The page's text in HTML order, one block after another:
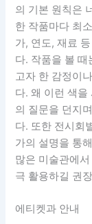
의 기본 원칙은
한 작품마다 최
가, 연도, 재료
다. 작품을 볼
고자 한 감정이
다. 왜 이런 색을
의 질문을 던지
다. 또한 전시회
가의 설명을 통
많은 미술관에
극 활용하길 권
에티켓과 안내